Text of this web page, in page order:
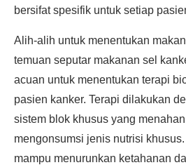
bersifat spesifik untuk setiap
Alih-alih untuk menentukan
temuan seputar makanan sel
acuan untuk menentukan terapi
pasien kanker. Terapi dilakukan
sistem blok khusus yang
mengonsumsi jenis nutrisi
mampu menurunkan ketahanan